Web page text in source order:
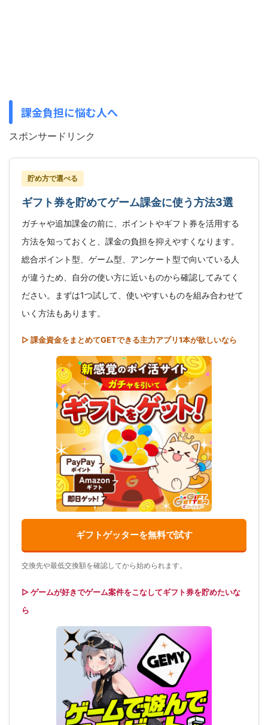
課金負担に悩む人へ
スポンサードリンク
貯め方で選べる
ギフト券を貯めてゲーム課金に使う方法3選
ガチャや追加課金の前に、ポイントやギフト券を活用する
方法を知っておくと、課金の負担を抑えやすくなります。
総合ポイント型、ゲーム型、アンケート型で向いている人
が違うため、自分の使い方に近いものから確認してみてく
ださい。まずは1つ試して、使いやすいものを組み合わせて
いく方法もあります。
▷ 課金資金をまとめてGETできる主力アプリ1本が欲しいなら
ギフトゲッターを無料で試す
交換先や最低交換額を確認してから始められます。
▷ ゲームが好きでゲーム案件をこなしてギフト券を貯めたいな
ら